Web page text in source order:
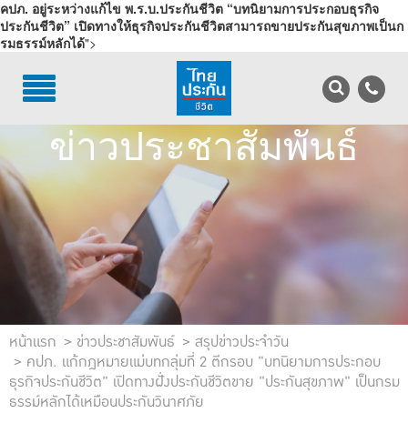
คปภ. อยู่ระหว่างแก้ไข พ.ร.บ.ประกันชีวิต “บทนิยามการประกอบธุรกิจ
ประกันชีวิต” เปิดทางให้ธุรกิจประกันชีวิตสามารถขายประกันสุขภาพเป็นก
รมธรรม์หลักได้">
TH EN
บริการลูกค้า
บริการตัวแทน
รู้จักไทยประกันชีวิต
นักลงทุนสัมพันธ์
เพื่อสังคมไทย
ติดต่อไทยประกันชีวิต
บทความ
ข่าวประชาสัมพันธ์
หน้าแรก ข่าวประชาสัมพันธ์
สรุปข่าวประจำวัน
คปภ. แก้กฎหมายแม่บทกลุ่มที่ 2 ตีกรอบ "บทนิยามการประกอบ
ธุรกิจประกันชีวิต" เปิดทางฝั่งประกันชีวิตขาย "ประกันสุขภาพ" เป็นกรม
ธรรม์หลักได้เหมือนประกันวินาศภัย